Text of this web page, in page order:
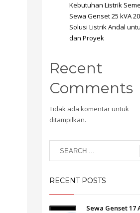
Kebutuhan Listrik
Sewa Genset 25 kVA
Solusi Listrik Andal
dan Proyek
Recent
Comments
Tidak ada komentar untuk
ditampilkan.
RECENT POSTS
Sewa Genset 17